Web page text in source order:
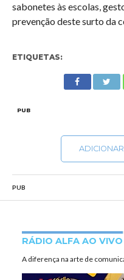
sabonetes às escolas,
prevenção deste surto da
ETIQUETAS:
PUB
PUB
RÁDIO ALFA AO VIVO
A diferença na arte de